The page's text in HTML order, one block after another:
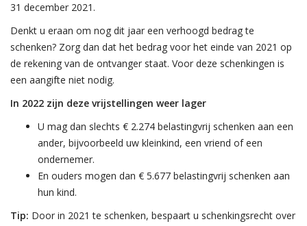
31 december 2021.
Denkt u eraan om nog dit jaar een verhoogd bedrag te
schenken? Zorg dan dat het bedrag voor het einde van 2021 op
de rekening van de ontvanger staat. Voor deze schenkingen is
een aangifte niet nodig.
In 2022 zijn deze vrijstellingen weer lager
U mag dan slechts € 2.274 belastingvrij schenken aan een
ander, bijvoorbeeld uw kleinkind, een vriend of een
ondernemer.
En ouders mogen dan € 5.677 belastingvrij schenken aan
hun kind.
Tip: Door in 2021 te schenken, bespaart u schenkingsrecht over